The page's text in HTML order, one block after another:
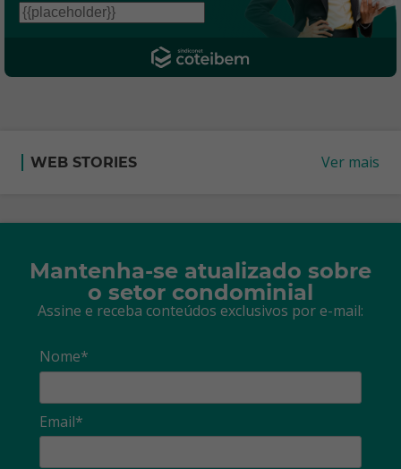
WEB STORIES Ver mais
Mantenha-se atualizado sobre
o setor condominial
Assine e receba conteúdos exclusivos por e-mail:
Nome*
Email*